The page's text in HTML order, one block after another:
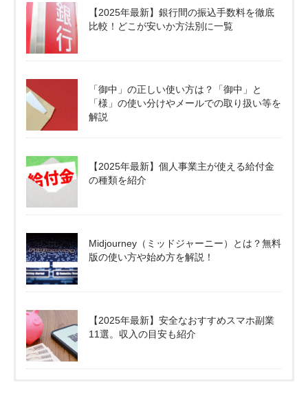
【2025年最新】銀行間の振込手数料を徹底
比較！どこが安いか方法別に一覧
「御中」の正しい使い方は？「御中」と
「様」の使い分けやメールでの取り扱い等を
解説
【2025年最新】個人事業主が使える給付金
の種類を紹介
Midjourney（ミッドジャーニー）とは？無料
版の使い方や始め方を解説！
【2025年最新】安全なおすすめスマホ副業
11選。収入の目安も紹介